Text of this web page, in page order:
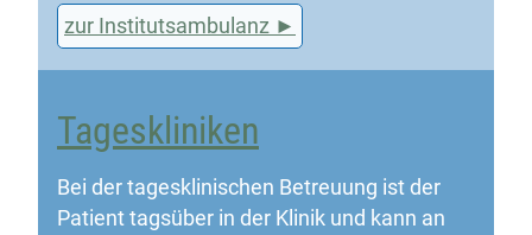
zur Institutsambulanz
Tageskliniken
Bei der tagesklinischen Betreuung ist der
Patient tagsüber in der Klinik und kann an